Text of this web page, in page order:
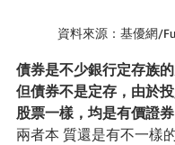
資料來源：基優網/
債券是不少銀行定存族
但債券不是定存，由於
股票一樣，均是有價證
兩者本 質還是有不一樣的